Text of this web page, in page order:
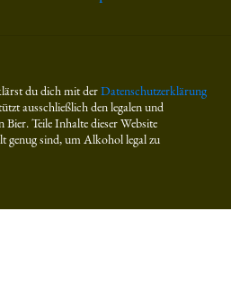
du dich mit derDatenschutzerklärung
ausschließlich den legalen und
Teile Inhalte dieser Website
genug sind, um Alkohol legal zu